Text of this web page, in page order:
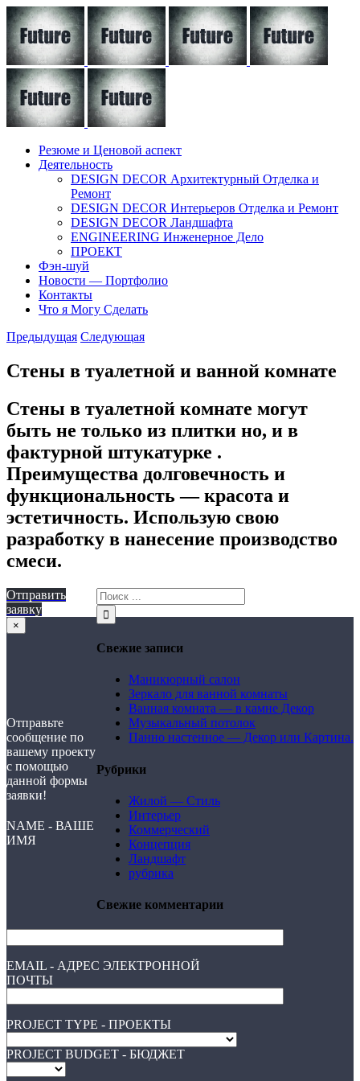
Резюме и Ценовой аспект
Деятельность
DESIGN DECOR Архитектурный Отделка и
Ремонт
DESIGN DECOR Интерьеров Отделка и Ремонт
DESIGN DECOR Ландшафта
ENGINEERING Инженерное Дело
ПРОЕКТ
Фэн-шуй
Новости — Портфолио
Контакты
Что я Могу Сделать
Предыдущая Следующая
Стены в туалетной и ванной комнате
Стены в туалетной комнате могут
быть не только из плитки но, и в
фактурной штукатурке .
Преимущества долговечность и
функциональность — красота и
эстетичность. Использую свою
разработку в нанесение производство
смеси.
Свежие записи
Маникюрный салон
Зеркало для ванной комнаты
Ванная комната — в камне Декор
Музыкальный потолок
Панно настенное — Декор или Картина.
Рубрики
Жилой — Стиль
Интерьер
Коммерческий
Концепция
Ландшафт
рубрика
Свежие комментарии
Отправить
заявку
×
Отправьте
сообщение по
вашему проекту
с помощью
данной формы
заявки!
NAME - ВАШЕ
ИМЯ
EMAIL - АДРЕС ЭЛЕКТРОННОЙ
ПОЧТЫ
PROJECT TYPE - ПРОЕКТЫ
PROJECT BUDGET - БЮДЖЕТ